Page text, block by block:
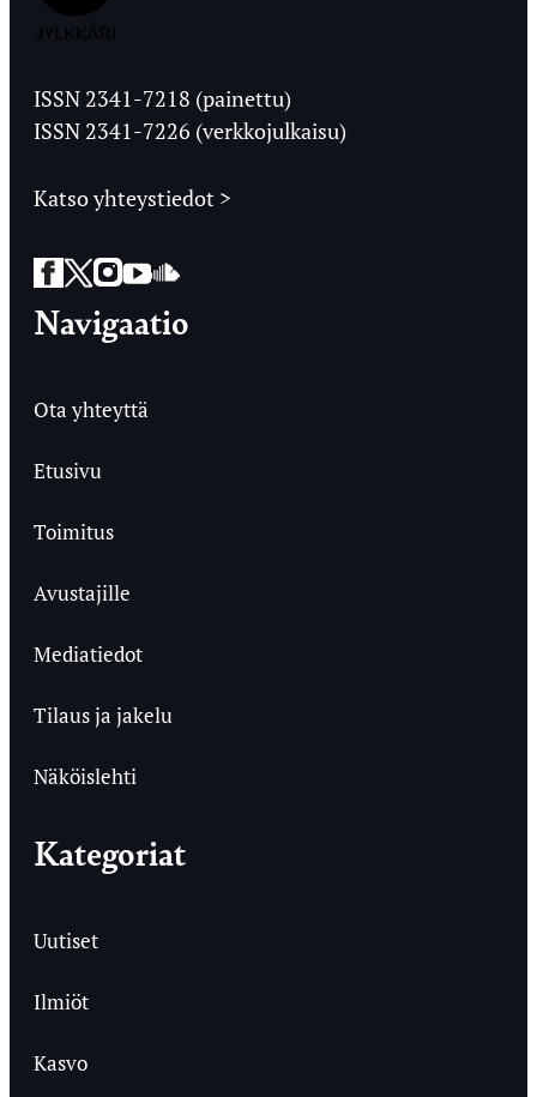
Ylioppilaslehti
ISSN 2341-7218 (painettu)
ISSN 2341-7226 (verkkojulkaisu)
Katso yhteystiedot >
Facebook
Twitter
Instagram
YouTube
SoundCloud
Navigaatio
Ota yhteyttä
Etusivu
Toimitus
Avustajille
Mediatiedot
Tilaus ja jakelu
Näköislehti
Kategoriat
Uutiset
Ilmiöt
Kasvo